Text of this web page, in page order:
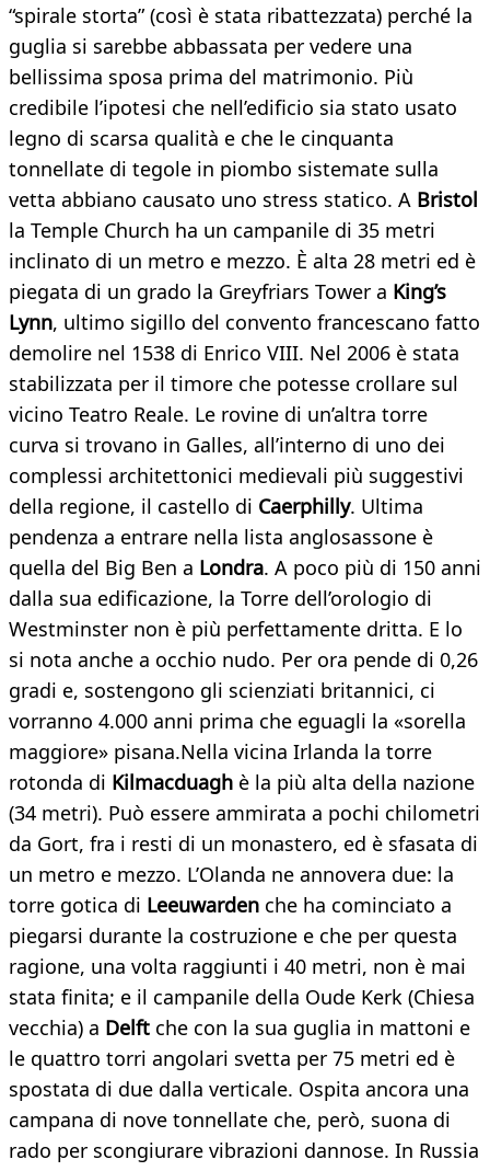
“spirale storta” (così è stata ribattezzata) perché la
guglia si sarebbe abbassata per vedere una
bellissima sposa prima del matrimonio. Più
credibile l’ipotesi che nell’edificio sia stato usato
legno di scarsa qualità e che le cinquanta
tonnellate di tegole in piombo sistemate sulla
vetta abbiano causato uno stress statico. A Bristol
la Temple Church ha un campanile di 35 metri
inclinato di un metro e mezzo. È alta 28 metri ed è
piegata di un grado la Greyfriars Tower a King’s
Lynn, ultimo sigillo del convento francescano fatto
demolire nel 1538 di Enrico VIII. Nel 2006 è stata
stabilizzata per il timore che potesse crollare sul
vicino Teatro Reale. Le rovine di un’altra torre
curva si trovano in Galles, all’interno di uno dei
complessi architettonici medievali più suggestivi
della regione, il castello di Caerphilly. Ultima
pendenza a entrare nella lista anglosassone è
quella del Big Ben a Londra. A poco più di 150 anni
dalla sua edificazione, la Torre dell’orologio di
Westminster non è più perfettamente dritta. E lo
si nota anche a occhio nudo. Per ora pende di 0,26
gradi e, sostengono gli scienziati britannici, ci
vorranno 4.000 anni prima che eguagli la «sorella
maggiore» pisana.Nella vicina Irlanda la torre
rotonda di Kilmacduagh è la più alta della nazione
(34 metri). Può essere ammirata a pochi chilometri
da Gort, fra i resti di un monastero, ed è sfasata di
un metro e mezzo. L’Olanda ne annovera due: la
torre gotica di Leeuwarden che ha cominciato a
piegarsi durante la costruzione e che per questa
ragione, una volta raggiunti i 40 metri, non è mai
stata finita; e il campanile della Oude Kerk (Chiesa
vecchia) a Delft che con la sua guglia in mattoni e
le quattro torri angolari svetta per 75 metri ed è
spostata di due dalla verticale. Ospita ancora una
campana di nove tonnellate che, però, suona di
rado per scongiurare vibrazioni dannose. In Russia